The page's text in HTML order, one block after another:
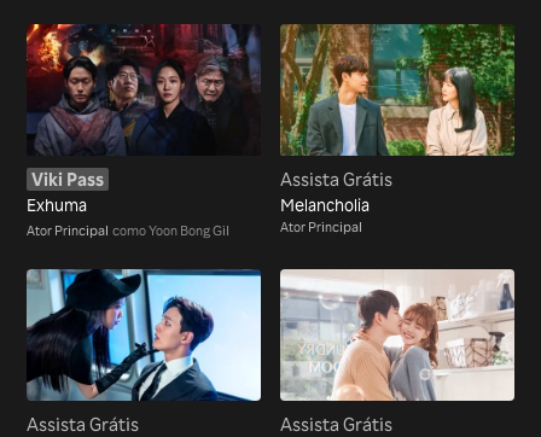
Viki Pass
Exhuma
Ator Principal como Yoon Bong Gil
Assista Grátis
Melancholia
Ator Principal
Assista Grátis Assista Grátis